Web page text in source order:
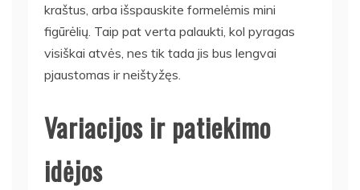
kraštus, arba išspauskite formelėmis mini
figūrėlių. Taip pat verta palaukti, kol pyragas
visiškai atvės, nes tik tada jis bus lengvai
pjaustomas ir neištyžęs.
Variacijos ir patiekimo
idėjos